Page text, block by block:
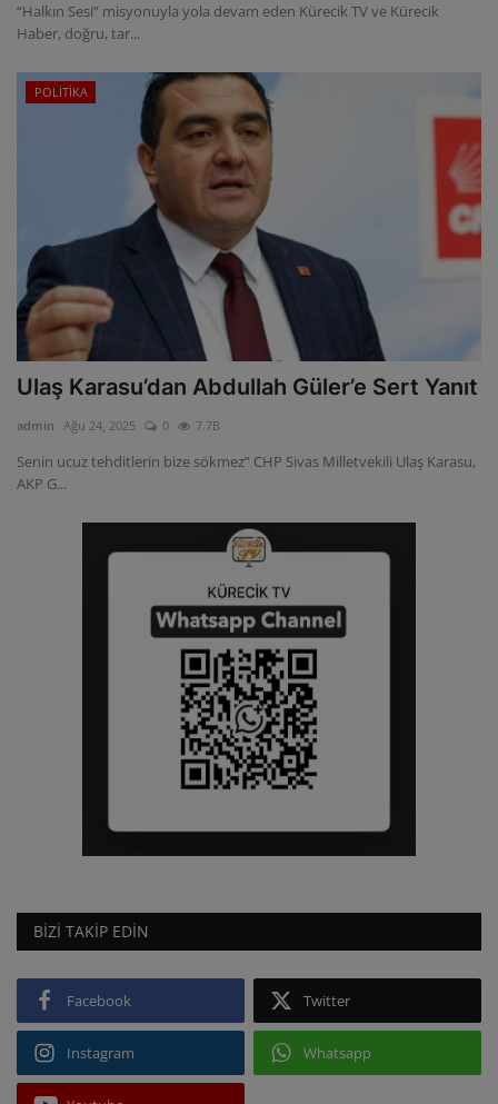
“Halkın Sesi” misyonuyla yola devam eden Kürecik TV ve Kürecik
Haber, doğru, tar...
POLİTİKA
Ulaş Karasu’dan Abdullah Güler’e Sert Yanıt
admin Ağu 24, 2025 0 7.7B
Senin ucuz tehditlerin bize sökmez” CHP Sivas Milletvekili Ulaş Karasu,
AKP G...
BIZI TAKIP EDIN
Facebook Twitter
Instagram Whatsapp